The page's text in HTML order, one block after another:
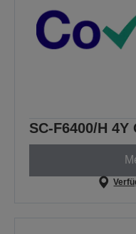
SC-F6400/H